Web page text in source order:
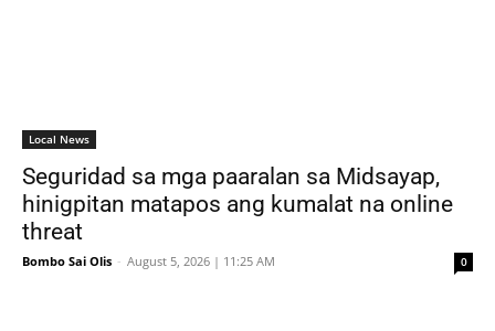
Local News
Seguridad sa mga paaralan sa Midsayap,
hinigpitan matapos ang kumalat na online
threat
Bombo Sai Olis - August 5, 2026 | 11:25 AM 0